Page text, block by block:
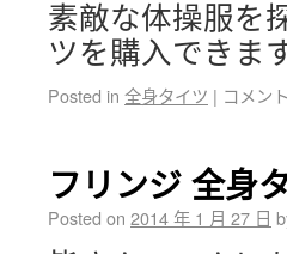
素敵な体操服を
ツを購入できま
Posted in 全身タイツ | コメン
フリンジ 全身
Posted on 2014 年 1 月 27 日